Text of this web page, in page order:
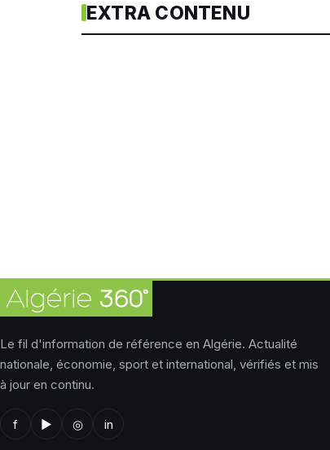
EXTRA CONTENU
Le fil d'information de référence en Algérie. Actualité
nationale, économie, sport et international, vérifiés et mis
à jour en continu.
f ▶ ◎ in